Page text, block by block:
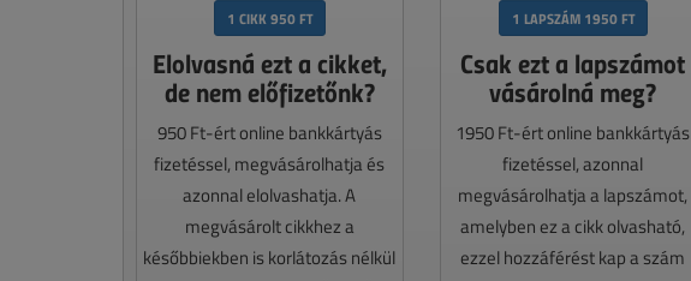
1 CIKK 950 FT
Elolvasná ezt a cikket,
de nem előfizetőnk?
950 Ft-ért online bankkártyás
fizetéssel, megvásárolhatja és
azonnal elolvashatja. A
megvásárolt cikkhez a
későbbiekben is korlátozás nélkül
1 LAPSZÁM 1950 FT
Csak ezt a lapszámot
vásárolná meg?
1950 Ft-ért online bankkártyás
fizetéssel, azonnal
megvásárolhatja a lapszámot,
amelyben ez a cikk olvasható,
ezzel hozzáférést kap a szám